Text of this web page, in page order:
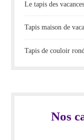
Le tapis des
Tapis maison de
Tapis de couloir
Nos